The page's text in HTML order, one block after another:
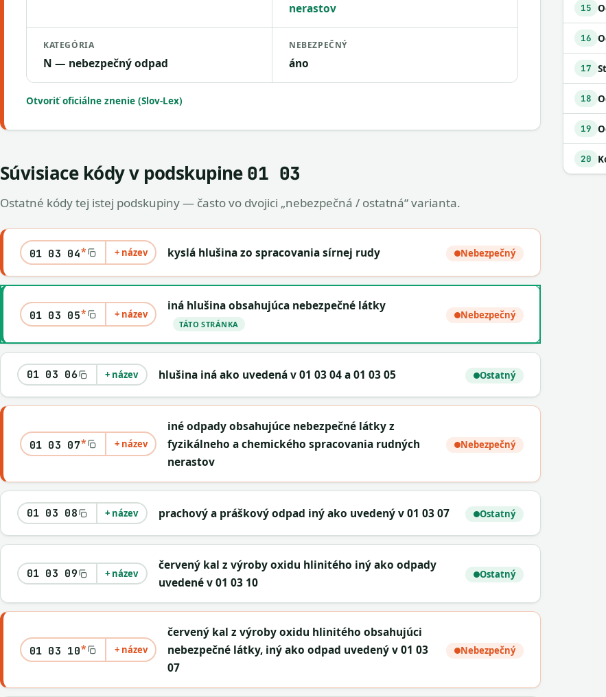
nerastov
KATEGÓRIA
N — nebezpečný odpad
NEBEZPEČNÝ
áno
Otvoriť oficiálne znenie (Slov-Lex)
Súvisiace kódy v podskupine 01 03
Ostatné kódy tej istej podskupiny — často vo dvojici „nebezpečná / ostatná“ varianta.
01 03 04* + název kyslá hlušina zo spracovania sírnej rudy Nebezpečný
01 03 05* + název
iná hlušina obsahujúca nebezpečné látky
TÁTO STRÁNKA
Nebezpečný
01 03 06 + název hlušina iná ako uvedená v 01 03 04 a 01 03 05 Ostatný
01 03 07* + název
iné odpady obsahujúce nebezpečné látky z
fyzikálneho a chemického spracovania rudných
nerastov
Nebezpečný
01 03 08 + název prachový a práškový odpad iný ako uvedený v 01 03 07 Ostatný
01 03 09 + název
červený kal z výroby oxidu hlinitého iný ako odpady
uvedené v 01 03 10
Ostatný
01 03 10* + název
červený kal z výroby oxidu hlinitého obsahujúci
nebezpečné látky, iný ako odpad uvedený v 01 03
07
Nebezpečný
15
16
17
18
19
20